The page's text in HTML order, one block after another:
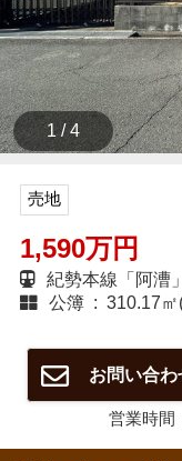
1 / 4
売地
1,590万円
紀勢本線「阿漕
公簿 : 310.17㎡
お問い合わ
営業時間